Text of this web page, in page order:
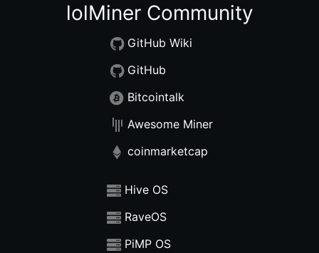
lolMiner Community
GitHub Wiki
GitHub
Bitcointalk
Awesome Miner
coinmarketcap
Hive OS
RaveOS
PiMP OS